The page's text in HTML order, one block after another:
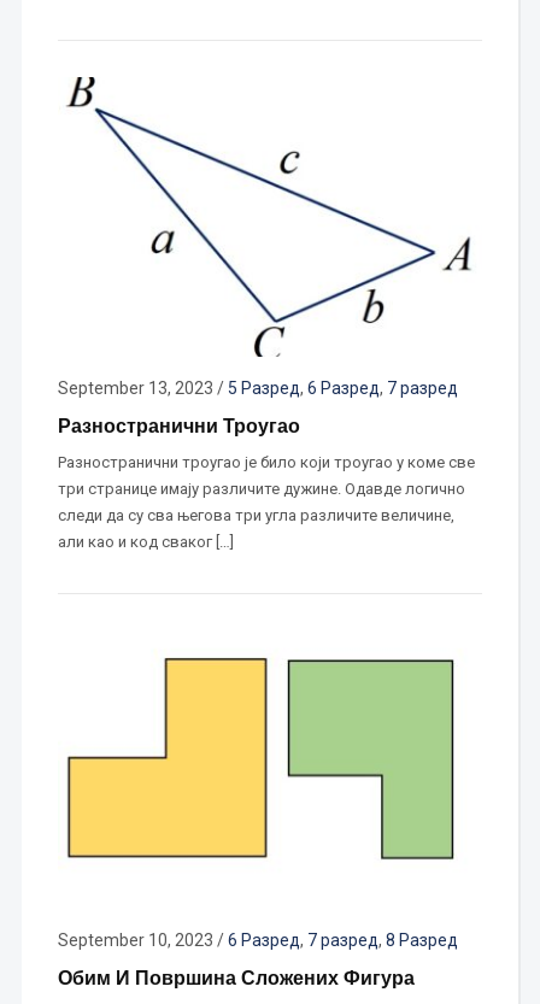
September 13, 2023 / 5 Разред, 6 Разред, 7 разред
Разностранични Троугао
Разностранични троугао је било који троугао у коме све
три странице имају различите дужине. Одавде логично
следи да су сва његова три угла различите величине,
али као и код сваког […]
September 10, 2023 /6 Разред, 7 разред, 8 Разред
Обим И Површина Сложених Фигура